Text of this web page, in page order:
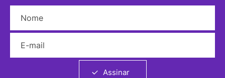
Assinar